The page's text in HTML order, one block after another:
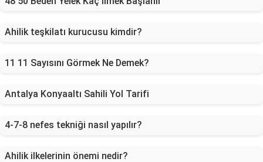
Ahilik teşkilatı kurucusu kimdir?
11 11 Sayısını Görmek Ne Demek?
Antalya Konyaaltı Sahili Yol Tarifi
4-7-8 nefes tekniği nasıl yapılır?
Ahilik ilkelerinin önemi nedir?